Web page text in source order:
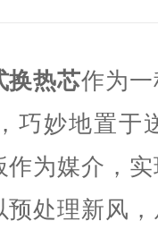
换热芯作为
巧妙地置于
为媒介，
处理新风